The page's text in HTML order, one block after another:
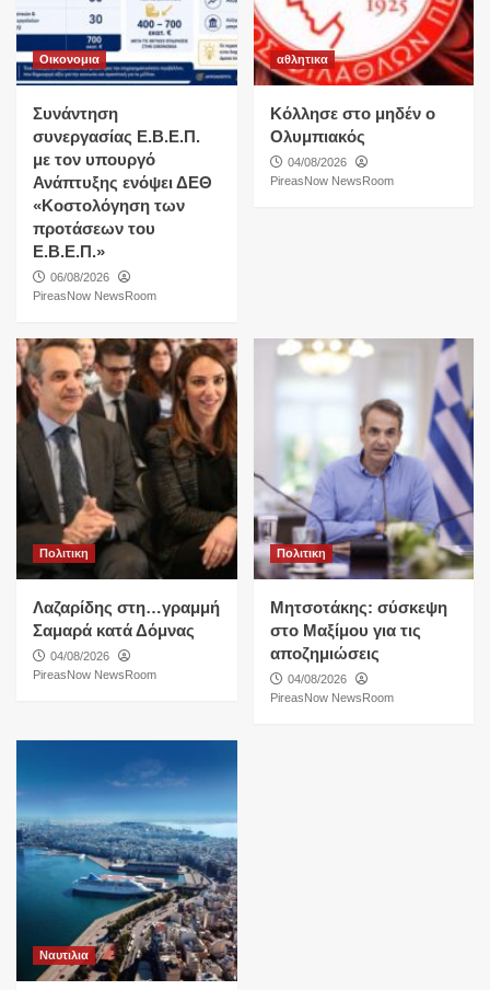
Οικονομια
Συνάντηση
συνεργασίας Ε.Β.Ε.Π.
με τον υπουργό
Ανάπτυξης ενόψει ΔΕΘ
«Κοστολόγηση των
προτάσεων του
Ε.Β.Ε.Π.»
06/08/2026
PireasNow NewsRoom
αθλητικα
Κόλλησε στο μηδέν ο
Ολυμπιακός
04/08/2026
PireasNow NewsRoom
Πολιτικη
Λαζαρίδης στη…γραμμή
Σαμαρά κατά Δόμνας
04/08/2026
PireasNow NewsRoom
Πολιτικη
Μητσοτάκης: σύσκεψη
στο Μαξίμου για τις
αποζημιώσεις
04/08/2026
PireasNow NewsRoom
Ναυτιλια